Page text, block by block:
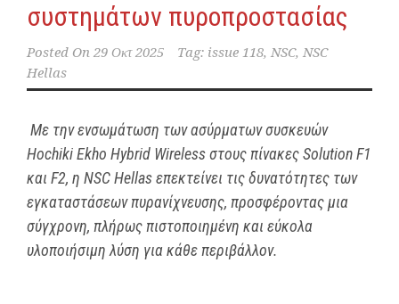
συστημάτων πυροπροστασίας
Posted On 29 Οκτ 2025 Tag: issue 118, NSC, NSC
Hellas
Με την ενσωμάτωση των ασύρματων συσκευών
Hochiki Ekho Hybrid Wireless στους πίνακες Solution F1
και F2, η NSC Hellas επεκτείνει τις δυνατότητες των
εγκαταστάσεων πυρανίχνευσης, προσφέροντας μια
σύγχρονη, πλήρως πιστοποιημένη και εύκολα
υλοποιήσιμη λύση για κάθε περιβάλλον.